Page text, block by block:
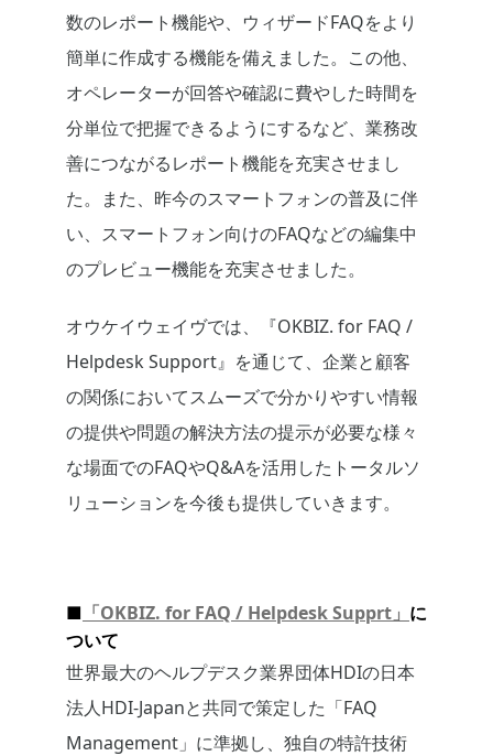
数のレポート機能や、ウィザードFAQをより
簡単に作成する機能を備えました。この他、
オペレーターが回答や確認に費やした時間を
分単位で把握できるようにするなど、業務改
善につながるレポート機能を充実させまし
た。また、昨今のスマートフォンの普及に伴
い、スマートフォン向けのFAQなどの編集中
のプレビュー機能を充実させました。
オウケイウェイヴでは、『OKBIZ. for FAQ /
Helpdesk Support』を通じて、企業と顧客
の関係においてスムーズで分かりやすい情報
の提供や問題の解決方法の提示が必要な様々
な場面でのFAQやQ&Aを活用したトータルソ
リューションを今後も提供していきます。
■ 「OKBIZ. for FAQ / Helpdesk Supprt」 に
ついて
世界最大のヘルプデスク業界団体HDIの日本
法人HDI-Japanと共同で策定した「FAQ
Management」に準拠し、独自の特許技術